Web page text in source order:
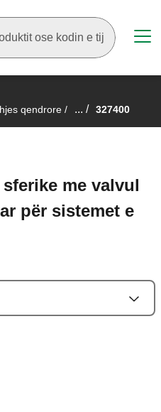
qendrore / ... / 327400
me valvul
për sistemet e